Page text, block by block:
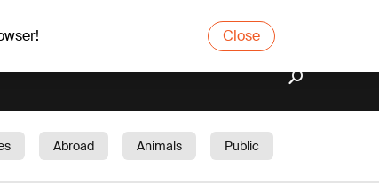
Close
Abroad Animals
Public